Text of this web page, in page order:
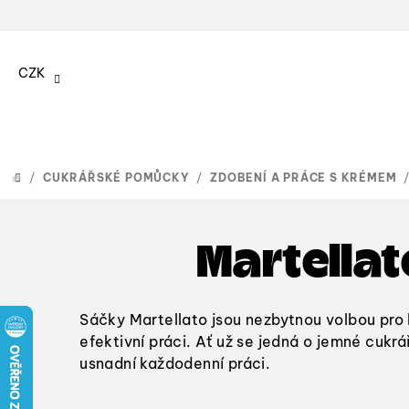
CZK
DOMŮ
/ CUKRÁŘSKÉ POMŮCKY / ZDOBENÍ A PRÁCE S KRÉMEM /
Sáčky Martellato jsou nezbytnou volbou
efektivní práci. Ať už se jedná o jemné
usnadní každodenní práci.